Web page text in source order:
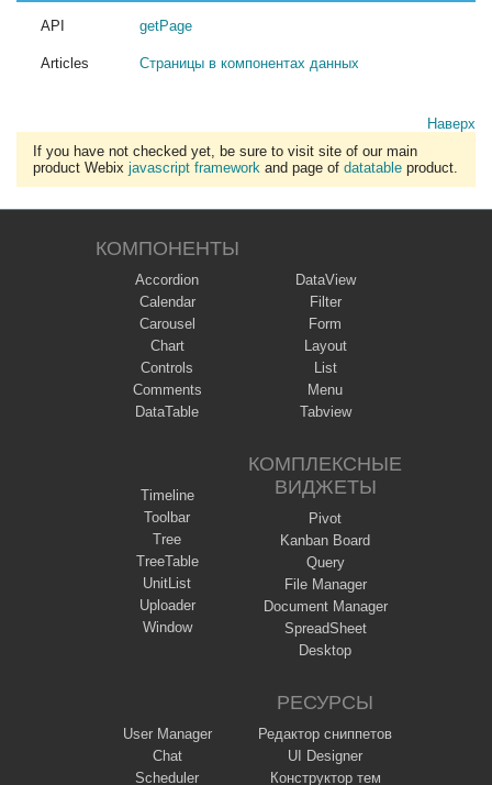
API getPage
Articles Страницы в компонентах данных
Наверх
If you have not checked yet, be sure to visit site of our main
product Webix javascript framework and page of datatable product.
КОМПОНЕНТЫ
Accordion
Calendar
Carousel
Chart
Controls
Comments
DataTable
DataView
Filter
Form
Layout
List
Menu
Tabview
Timeline
Toolbar
Tree
TreeTable
UnitList
Uploader
Window
КОМПЛЕКСНЫЕ
ВИДЖЕТЫ
Pivot
Kanban Board
Query
File Manager
Document Manager
SpreadSheet
Desktop
User Manager
Chat
Scheduler
РЕСУРСЫ
Редактор сниппетов
UI Designer
Конструктор тем